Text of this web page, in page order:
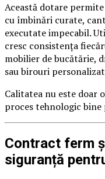
Această dotare
cu îmbinări curate,
executate impecabil.
cresc consistența
mobilier de bucătărie,
sau birouri
Calitatea nu este doar
proces tehnologic bine
Contract ferm
siguranță